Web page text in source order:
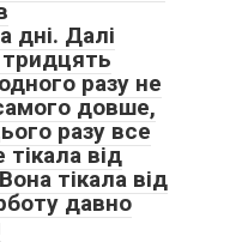
дні. Далі
разу не
довше,
разу все
від
тікала від
давно